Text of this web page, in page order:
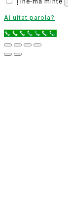
Ai uitat parola?
Call Now Button